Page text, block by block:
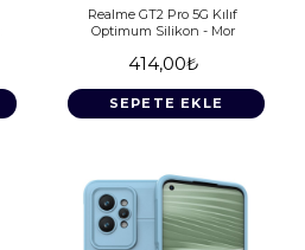
Realme GT2 Pro 5G Kılıf
Optimum Silikon - Mor
414,00₺
SEPETE EKLE